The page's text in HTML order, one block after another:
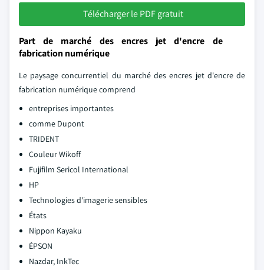
Télécharger le PDF gratuit
Part de marché des encres jet d'encre de
fabrication numérique
Le paysage concurrentiel du marché des encres jet d'encre de
fabrication numérique comprend
entreprises importantes
comme Dupont
TRIDENT
Couleur Wikoff
Fujifilm Sericol International
HP
Technologies d'imagerie sensibles
États
Nippon Kayaku
ÉPSON
Nazdar, InkTec